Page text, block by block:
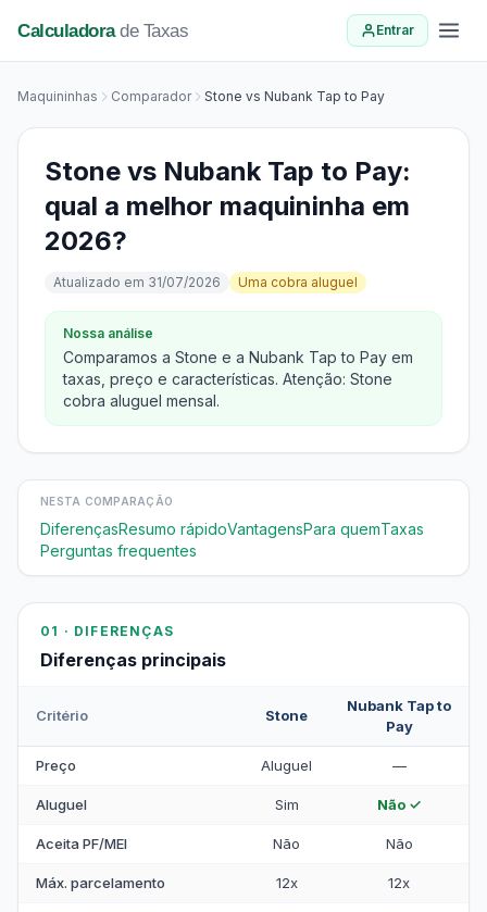
Calculadorade Taxas Entrar
Maquininhas Comparador Stone vs Nubank Tap to Pay
Stone vs Nubank Tap to Pay:
qual a melhor maquininha em
2026?
Atualizado em 31/07/2026 Uma cobra aluguel
Nossa análise
Comparamos a Stone e a Nubank Tap to Pay em
taxas, preço e características. Atenção: Stone
cobra aluguel mensal.
NESTA COMPARAÇÃO
DiferençasResumo rápidoVantagensPara quemTaxas
Perguntas frequentes
01 · DIFERENÇAS
Diferenças principais
Critério Stone
Nubank Tap to
Pay
Preço Aluguel —
Aluguel Sim Não ✓
Aceita PF/MEI Não Não
Máx. parcelamento 12x 12x